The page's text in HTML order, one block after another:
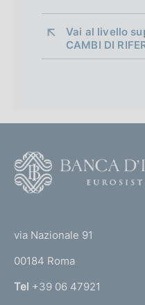
Vai al livello
CAMBI DI
r
n
via Nazionale 91
00184 Roma
Tel +39 06 47921